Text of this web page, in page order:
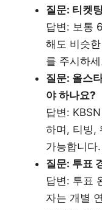
질문: 티켓
답변: 보통
해도 비슷
를 주시하
질문: 올스
야 하나요?
답변:
하며, 티빙,
가능합니다.
질문: 투표
답변: 투표
자는 개별